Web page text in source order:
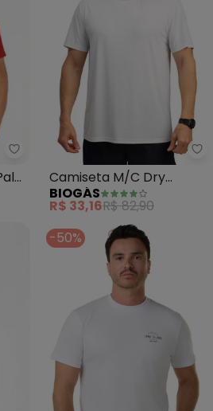
Moda Pop - Camiseta (Sol)
Camiseta M/C Dry
Poliamida Furadinha Imp.
(Branco)
BIOGÁS
R$ 33,16R$ 82,90
-50%